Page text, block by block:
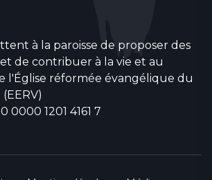
à la paroisse de proposer des
de contribuer à la vie et au
l'Église réformée évangélique du
0000 1201 4161 7